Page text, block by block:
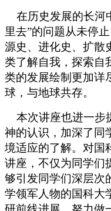
在历史发展的长河
里去”的问题从未停
源史、进化史、扩散
类了解自我，探索自
类的发展绘制更加详
球，与地球共存。
本次讲座也进一步
神的认识，加深了同
境适应的了解。对国
讲座，不仅为同学们
够引发同学们深层次
学领军人物的国科大